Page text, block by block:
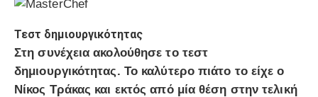
Τεστ δημιουργικότητας
Στη συνέχεια ακολούθησε το τεστ
δημιουργικότητας. Το καλύτερο πιάτο το είχε ο
Νίκος Τράκας και εκτός από μία θέση στην τελική